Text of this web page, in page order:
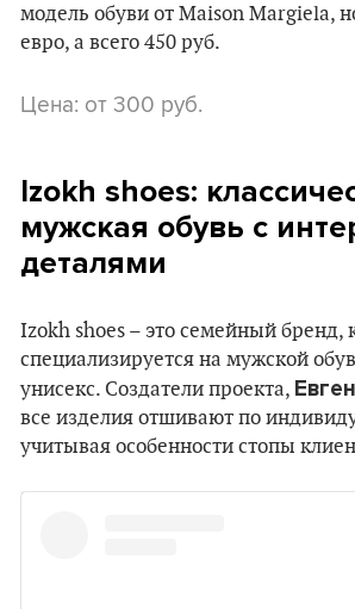
модель обуви от Maison Margiela,
евро, а всего 450 руб.
Цена: от 300 руб.
Izokh shoes:
мужская обувь с
деталями
Izokh shoes – это семейный бренд,
специализируется на мужской
унисекс. Создатели проекта,
все изделия отшивают по
учитывая особенности стопы